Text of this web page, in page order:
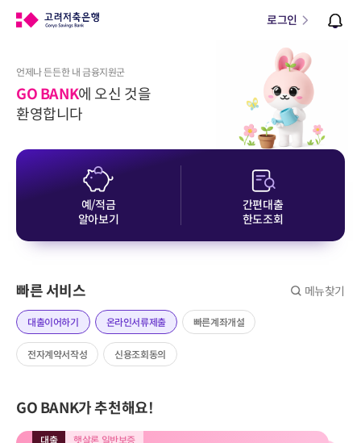
로그인
언제나 든든한 내 금융지원군
GO BANK에 오신 것을
환영합니다
예/적금
알아보기
간편대출
한도조회
빠른 서비스 메뉴찾기
대출이어하기 온라인서류제출 빠른계좌개설
전자계약서작성 신용조회동의
GO BANK가 추천해요!
대출 햇살론 일반보증